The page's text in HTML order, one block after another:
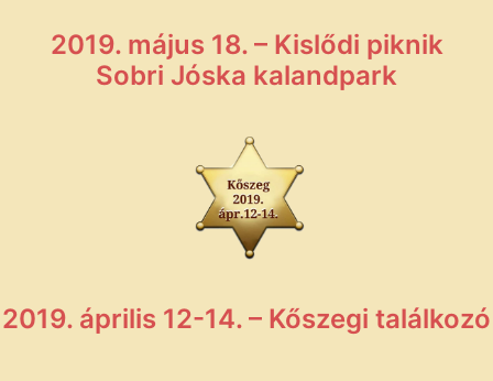
2019. május 18. – Kislődi piknik
Sobri Jóska kalandpark
2019. április 12-14. – Kőszegi találkozó